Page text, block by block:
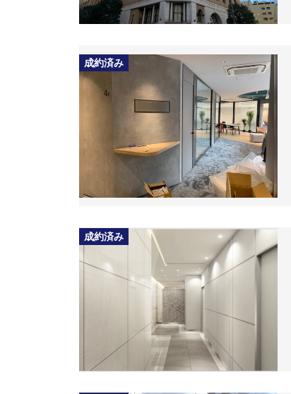
成約済み
成約済み